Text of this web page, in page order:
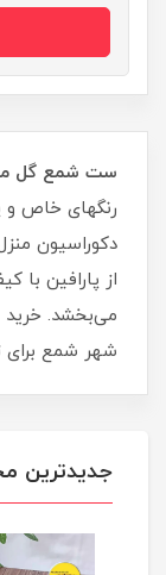
ست شمع گل
رنگهای خاص و
دکوراسیون
از پارافین با
می‌بخشد.
شهر شمع برای
جدیدترین